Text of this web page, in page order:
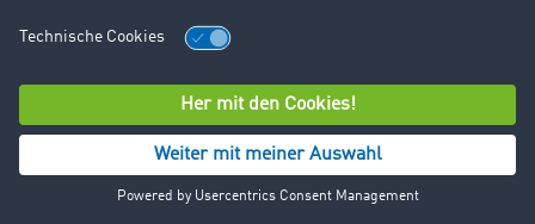
DE-40699
+49 211 88 26 69 53
+49 211 88 26 59 24
presse@timocom.com